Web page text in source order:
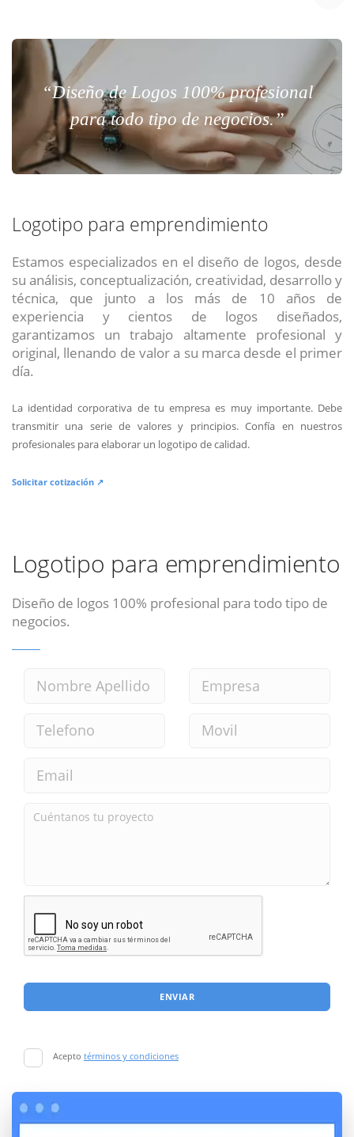
“Diseño de Logos 100% profesional
para todo tipo de negocios.”
Logotipo para emprendimiento
Estamos especializados en el diseño de logos, desde
su análisis, conceptualización, creatividad, desarrollo y
técnica, que junto a los más de 10 años de
experiencia y cientos de logos diseñados,
garantizamos un trabajo altamente profesional y
original, llenando de valor a su marca desde el primer
día.
La identidad corporativa de tu empresa es muy importante. Debe
transmitir una serie de valores y principios. Confía en nuestros
profesionales para elaborar un logotipo de calidad.
Solicitar cotización ↗
Logotipo para emprendimiento
Diseño de logos 100% profesional para todo tipo de
negocios.
ENVIAR
Acepto términos y condiciones